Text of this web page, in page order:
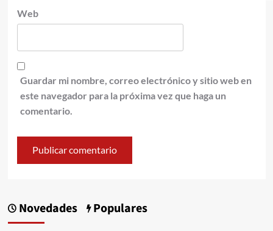
Web
Guardar mi nombre, correo electrónico y sitio web en
este navegador para la próxima vez que haga un
comentario.
Novedades Populares